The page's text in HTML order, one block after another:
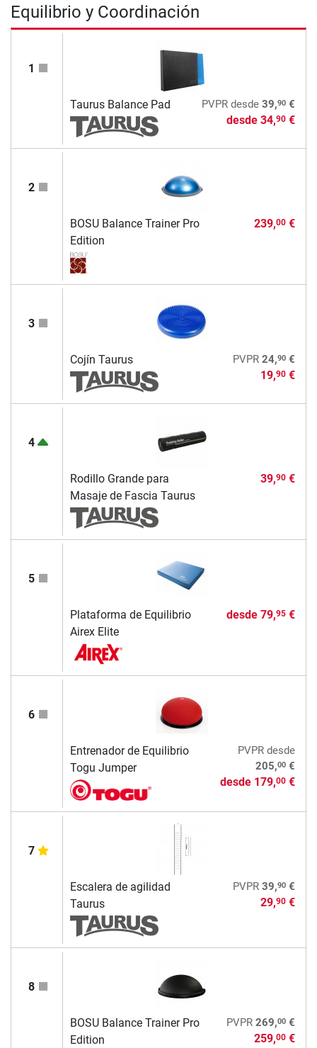
Equilibrio y Coordinación
1
Taurus Balance Pad PVPRdesde 39,90€
desde 34,90€
2
BOSU Balance Trainer Pro
Edition
239,00€
3
Cojín Taurus PVPR 24,90€
19,90€
4
Rodillo Grande para
Masaje de Fascia Taurus
39,90€
5
Plataforma de Equilibrio
Airex Elite
desde 79,95€
6
Entrenador de Equilibrio
Togu Jumper
PVPRdesde
205,00€
desde 179,00€
7
Escalera de agilidad
Taurus
PVPR 39,90€
29,90€
8
BOSU Balance Trainer Pro
Edition
PVPR 269,00€
259,00€